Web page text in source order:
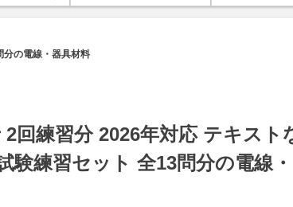
分の電線・器具材料
回練習分 2026年対応 テキスト
験練習セット 全13問分の電線・